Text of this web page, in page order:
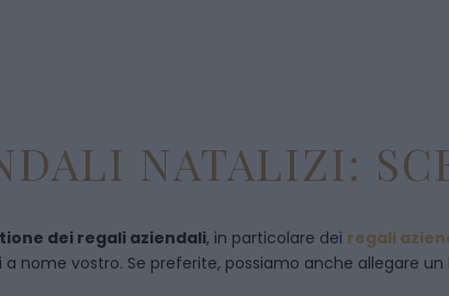
NATALIZI:
dei regali aziendali, in particolare dei regali
nome vostro. Se preferite, possiamo anche allegare